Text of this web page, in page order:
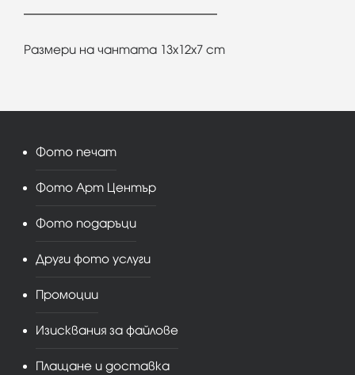
Размери на чантата 13х12х7 cm
Фото печат
Фото Арт Център
Фото подаръци
Други фото услуги
Промоции
Изисквания за файлове
Плащане и доставка